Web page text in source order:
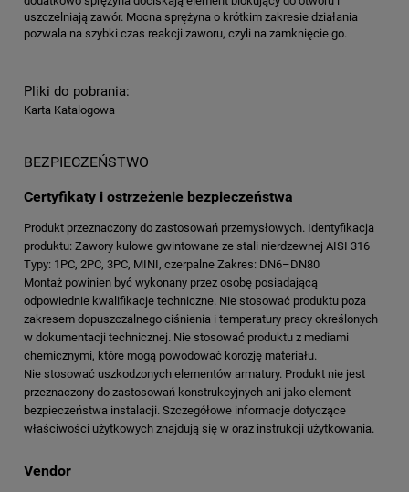
uszczelniają zawór. Mocna sprężyna o krótkim zakresie działania
pozwala na szybki czas reakcji zaworu, czyli na zamknięcie go.
Pliki do pobrania:
Karta Katalogowa
BEZPIECZEŃSTWO
Certyfikaty i ostrzeżenie bezpieczeństwa
Produkt przeznaczony do zastosowań przemysłowych. Identyfikacja
produktu: Zawory kulowe gwintowane ze stali nierdzewnej AISI 316
Typy: 1PC, 2PC, 3PC, MINI, czerpalne Zakres: DN6–DN80
Montaż powinien być wykonany przez osobę posiadającą
odpowiednie kwalifikacje techniczne. Nie stosować produktu poza
zakresem dopuszczalnego ciśnienia i temperatury pracy określonych
w dokumentacji technicznej. Nie stosować produktu z mediami
chemicznymi, które mogą powodować korozję materiału.
Nie stosować uszkodzonych elementów armatury. Produkt nie jest
przeznaczony do zastosowań konstrukcyjnych ani jako element
bezpieczeństwa instalacji. Szczegółowe informacje dotyczące
właściwości użytkowych znajdują się w oraz instrukcji użytkowania.
Vendor